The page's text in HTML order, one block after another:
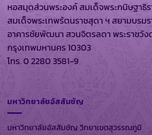
หอสมุดส่วนพระองค์ สมเด็จพระกนิษฐาธิร
สมเด็จพระเทพรัตนราชสุดา ฯ สยามบรม
อาคารชัยพัฒนา สวนจิตรลดา พระราชวั
กรุงเทพมหานคร 10303
โทร. 0 2280 3581-9
มหาวิทยาลัยอัสสัมชัญ
มหาวิทยาลัยอัสสัมชัญ วิทยาเขตสุวรรณภูมิ